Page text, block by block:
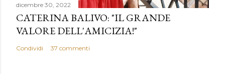
dicembre 30, 2022
CATERINA BALIVO: "IL GRANDE
VALORE DELL'AMICIZIA!"
Condividi 37 commenti